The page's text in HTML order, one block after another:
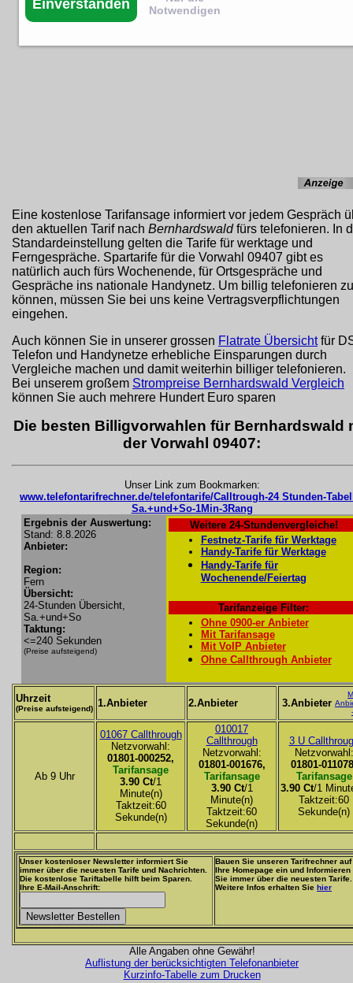
Eine kostenlose Tarifansage informiert vor jedem Gespräch
den aktuellen Tarif nach Bernhardswaldfürs telefonieren. In
Standardeinstellung gelten die Tarife für werktage und
Ferngespräche. Spartarife für die Vorwahl 09407 gibt es
natürlich auch fürs Wochenende, für Ortsgespräche und
Gespräche ins nationale Handynetz. Um billig telefonieren zu
können, müssen Sie bei uns keine Vertragsverpflichtungen
eingehen.
Auch können Sie in unserer grossen Flatrate Übersichtfür
Telefon und Handynetze erhebliche Einsparungen durch
Vergleiche machen und damit weiterhin billiger telefonieren.
Bei unserem großem Strompreise Bernhardswald Vergleich
können Sie auch mehrere Hundert Euro sparen
Die besten Billigvorwahlen für Bernhardswald
der Vorwahl 09407:
Unser Link zum Bookmarken:
www.telefontarifrechner.de/telefontarife/Calltrough-24 Stunden-
Sa.+und+So-1Min-3Rang
Ergebnis der Auswertung:
Stand: 8.8.2026
Anbieter:
Region:
Fern
Übersicht:
24-Stunden Übersicht,
Sa.+und+So
Taktung:
<=240 Sekunden
(Preise aufsteigend)
Weitere 24-Stundenvergleiche!
Festnetz-Tarife für Werktage
Handy-Tarife für Werktage
Handy-Tarife für
Wochenende/Feiertag
Tarifanzeige Filter:
Ohne 0900-er Anbieter
Mit Tarifansage
Mit VoIP Anbieter
Ohne Callthrough Anbieter
Uhrzeit
(Preise aufsteigend) 1.Anbieter 2.Anbieter 3.Anbieter
Ab 9 Uhr
01067 Callthrough
Netzvorwahl:
01801-000252,
Tarifansage
3.90 Ct/1
Minute(n)
Taktzeit:60
Sekunde(n)
010017
Callthrough
Netzvorwahl:
01801-001676,
Tarifansage
3.90 Ct/1
Minute(n)
Taktzeit:60
Sekunde(n)
3 U
Netzvorwahl:
01801-
Tarifansage
3.90 Ct/1
Taktzeit:60
Sekunde(n)
Unser kostenloser Newsletter informiert Sie
immer über die neuesten Tarife und Nachrichten.
Die kostenlose Tariftabelle hilft beim Sparen.
Ihre E-Mail-Anschrift:
Bauen Sie unseren Tarifrechner auf
Ihre Homepage ein und Informieren
Sie immer über die neuesten Tarife.
Weitere Infos erhalten Sie hier
Alle Angaben ohne Gewähr!
Auflistung der berücksichtigten Telefonanbieter
Kurzinfo-Tabelle zum Drucken
Einverstanden
Notwendigen